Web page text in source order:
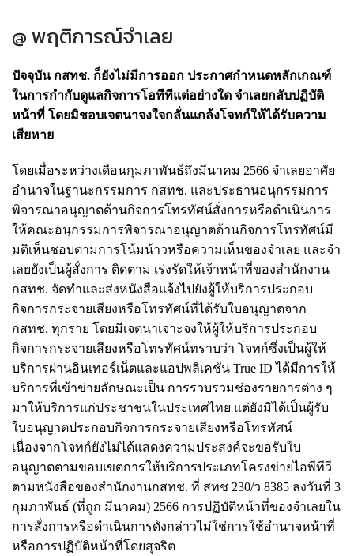
@ พฤติการณ์จำเลย
ปัจจุบัน กสทช. ก็ยังไม่มีการออก ประกาศกําหนดหลักเกณฑ์
ในการกํากับดูแลกิจการโอทีทีแต่อย่างใด จําเลยกลับปฏิบัติ
หน้าที่ โดยมิชอบเจตนาจงใจกลั่นแกล้งโจทก์ให้ได้รับความ
เสียหาย
โดยเมื่อระหว่างเดือนกุมภาพันธ์ถึงมีนาคม 2566 จําเลยอาศัย
อํานาจในฐานะกรรมการ กสทช. และประธานอนุกรรมการ
พิจารณาอนุญาตด้านกิจการโทรทัศน์สั่งการหรือดําเนินการ
ให้คณะอนุกรรมการพิจารณาอนุญาตด้านกิจการโทรทัศน์มี
มติเห็นชอบตามการโน้มน้าวหรือความเห็นของจําเลย และจํา
เลยยังเป็นผู้สั่งการ ติดตาม เร่งรัดให้เจ้าหน้าที่ของสํานักงาน
กสทช. จัดทําและส่งหนังสือแจ้งไปยังผู้ให้บริการประกอบ
กิจการกระจายเสียงหรือโทรทัศน์ที่ได้รับใบอนุญาตจาก
กสทช. ทุกราย โดยมีเจตนาเจาะจงให้ผู้ให้บริการประกอบ
กิจการกระจายเสียงหรือโทรทัศน์ทราบว่า โจทก์ซึ่งเป็นผู้ให้
บริการผ่านอินเทอร์เน็ตและแอปพลิเคชัน True ID ได้มีการให้
บริการที่เข้าข่ายลักษณะเป็น การรวบรวมช่องรายการต่าง ๆ
มาให้บริการแก่ประชาชนในประเทศไทย แต่ยังมิได้เป็นผู้รับ
ใบอนุญาตประกอบกิจการกระจายเสียงหรือโทรทัศน์
เนื่องจากโจทก์ยังไม่ได้แสดงความประสงค์จะขอรับใบ
อนุญาตตามขอบเขตการให้บริการประเภทโครงข่ายไอพีทีวี
ตามหนังสือของสํานักงานกสทช. ที่ สทช 230/ว 8385 ลงวันที่ 3
กุมภาพันธ์ (ที่ถูก มีนาคม) 2566 การปฏิบัติหน้าที่ของจําเลยใน
การสั่งการหรือดําเนินการดังกล่าวไม่ใช่การใช้อํานาจหน้าที่
หรือการปฏิบัติหน้าที่โดยสุจริต